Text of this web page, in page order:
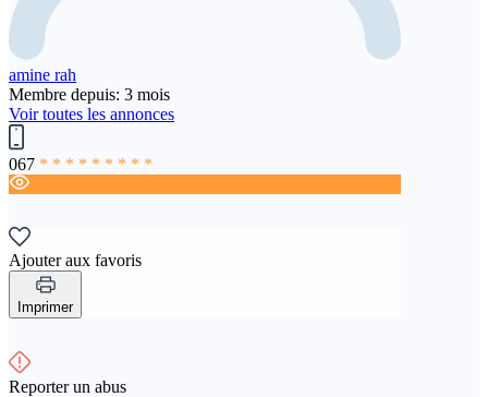
amine rah
Membre depuis: 3 mois
Voir toutes les annonces
067 * * * * * * * * *
Ajouter aux favoris
Imprimer
Reporter un abus